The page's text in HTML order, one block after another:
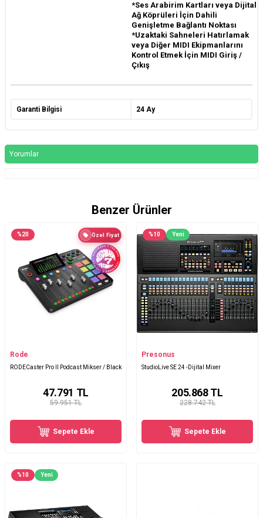
*Ses Arabirim Kartları veya Dijital
Ağ Köprüleri İçin Dahili
Genişletme Bağlantı Noktası
*Uzaktaki Sahneleri Hatırlamak
veya Diğer MIDI Ekipmanlarını
Kontrol Etmek İçin MIDI Giriş /
Çıkış
Garanti Bilgisi 24 Ay
Yorumlar
Benzer Ürünler
%20 Özel Fiyat
Rode
RODECaster Pro II Podcast Mikser / Black
59.951 TL
47.791 TL
Sepete Ekle
%10 Yeni
Presonus
StudioLive SE 24 -Dijital Mixer
228.742 TL
205.868TL
Sepete Ekle
%10 Yeni